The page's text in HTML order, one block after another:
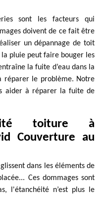
sont les facteurs qui
doivent de ce fait être
un dépannage de toit
la pluie peut faire bouger les
la fuite d’eau dans la
réparer le problème. Notre
aider à réparer la fuite de
toiture à
Couverture au
dans les éléments de
Ces dommages sont
l'étanchéité n’est plus le